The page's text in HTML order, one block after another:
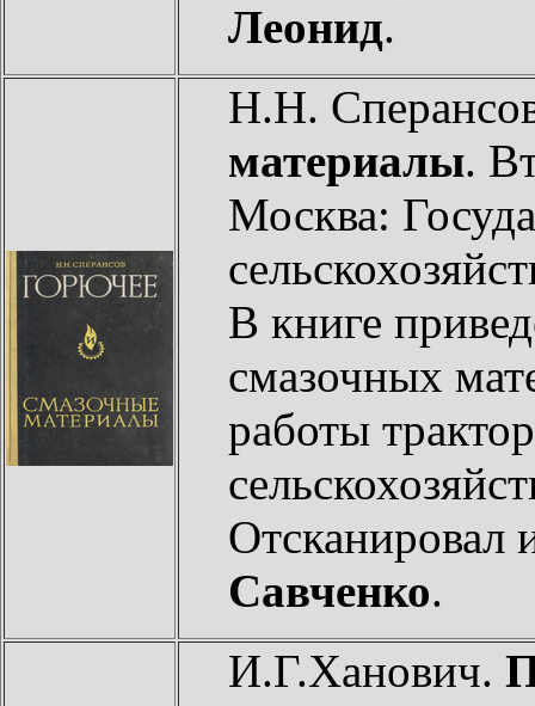
Леонид.
Н.Н.
материалы.
Москва:
В книге
смазочных
работы
Отсканировал
Савченко.
И.Г.Ханович.